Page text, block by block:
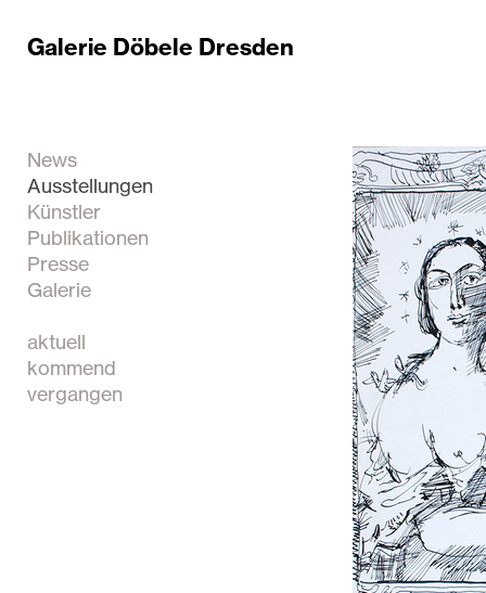
Galerie Döbele Dresden
News
Ausstellungen
Künstler
Publikationen
Presse
Galerie
aktuell
kommend
vergangen